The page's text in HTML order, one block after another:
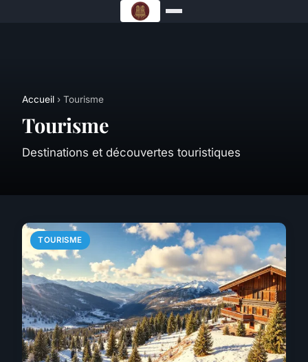
Accueil › Tourisme
Tourisme
Destinations et découvertes touristiques
TOURISME